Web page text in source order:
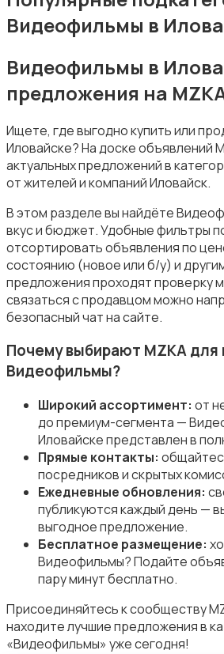
Музыка
Музыкальные инструменты
Настольные игры
Другое
Видеофильмы в
Видеофильмы в
предложения на
Ищете, где выгодно купить или
Иловайске? На доске объявлений
актуальных предложений в
от жителей и компаний Иловайск.
В этом разделе вы найдёте
вкус и бюджет. Удобные фильтры
отсортировать объявления по
состоянию (новое или б/у) и
предложения проходят проверку
связаться с продавцом можно
безопасный чат на сайте.
Почему выбирают MZKA для
Видеофильмы?
Широкий ассортимент: от
до премиум-сегмента —
Иловайске представлен в
Прямые контакты:
посредников и скрытых
Ежедневные обновления:
публикуются каждый день —
выгодное предложение.
Бесплатное размещение:
Видеофильмы? Подайте
пару минут бесплатно.
Присоединяйтесь к сообществу
находите лучшие предложения в
«Видеофильмы» уже сегодня!